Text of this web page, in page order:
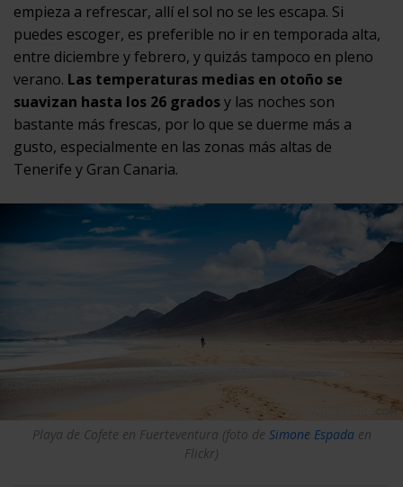
empieza a refrescar, allí el sol no se les escapa. Si
puedes escoger, es preferible no ir en temporada alta,
entre diciembre y febrero, y quizás tampoco en pleno
verano. Las temperaturas medias en otoño se
suavizan hasta los 26 gradosy las noches son
bastante más frescas, por lo que se duerme más a
gusto, especialmente en las zonas más altas de
Tenerife y Gran Canaria.
Playa de Cofete en Fuerteventura (foto de Simone Espadaen
Flickr)